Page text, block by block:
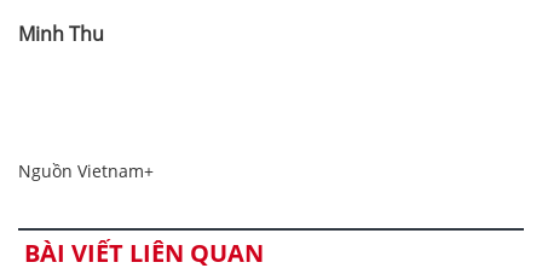
Minh Thu
Nguồn Vietnam+
BÀI VIẾT LIÊN QUAN